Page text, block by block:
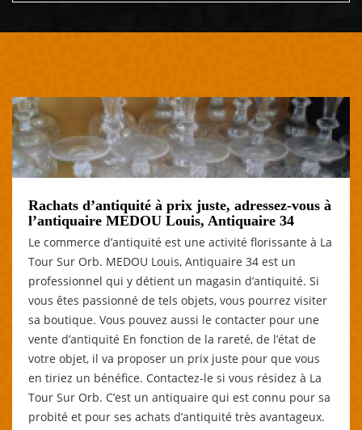
Rachats d’antiquité à prix juste, adressez-vous à
l’antiquaire MEDOU Louis, Antiquaire 34
Le commerce d’antiquité est une activité florissante à La
Tour Sur Orb. MEDOU Louis, Antiquaire 34 est un
professionnel qui y détient un magasin d’antiquité. Si
vous êtes passionné de tels objets, vous pourrez visiter
sa boutique. Vous pouvez aussi le contacter pour une
vente d’antiquité En fonction de la rareté, de l’état de
votre objet, il va proposer un prix juste pour que vous
en tiriez un bénéfice. Contactez-le si vous résidez à La
Tour Sur Orb. C’est un antiquaire qui est connu pour sa
probité et pour ses achats d’antiquité très avantageux.